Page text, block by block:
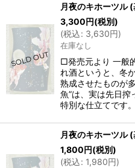
月夜のキホーツル
3,300円(税別)
(税込: 3,630円)
在庫なし
□発売元より 一般
れ酒というと、冬
熟成させたものが
魚”は、実は先日搾
特別な仕立てです
月夜のキホーツル
1,800円(税別)
(税込: 1,980円)